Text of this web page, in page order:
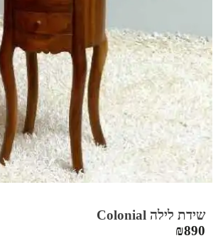
שידת לילה Colonial
₪890